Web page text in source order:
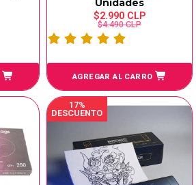
Unidades
$2.990 CLP
$4.490 CLP
AGREGAR AL CARRO
17%
DESCUENTO